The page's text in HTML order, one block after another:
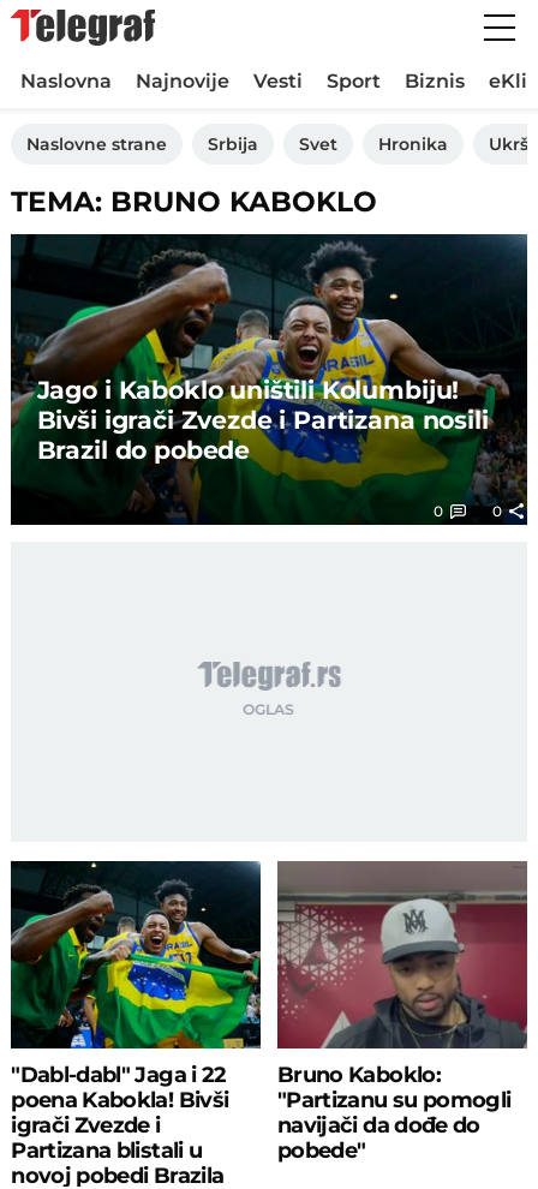
Naslovna Najnovije Vesti Sport Biznis
Naslovne strane Srbija Svet Hronika
TEMA: BRUNO KABOKLO
Jago i Kaboklo uništili Kolumbiju!
Bivši igrači Zvezde i Partizana nosili
Brazil do pobede
0 0
"Dabl-dabl" Jaga i 22
poena Kabokla! Bivši
igrači Zvezde i
Partizana blistali u
novoj pobedi Brazila
Bruno Kaboklo:
"Partizanu su pomogli
navijači da dođe do
pobede"